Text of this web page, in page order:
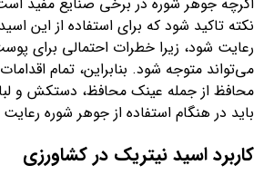
نکته تاکید شود که برای استفاده از این
رعایت شود، زیرا خطرات احتمالی برای
می‌تواند متوجه شود. بنابراین، تمام
محافظ از جمله عینک محافظ، دستکش و
باید در هنگام استفاده از جوهر شوره
کاربرد اسید نیتریک در کشاورزی